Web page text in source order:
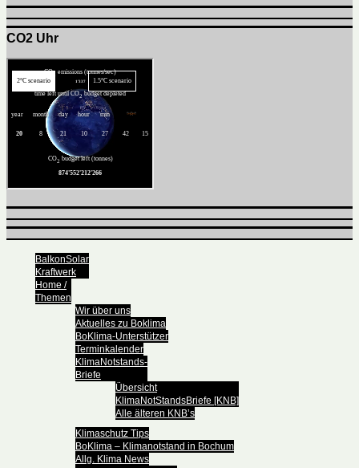
CO2 Uhr
BalkonSolar
Kraftwerk
Home /
Themen
Wir über uns
Aktuelles zu Boklima
BoKlima-Unterstützer
Terminkalender
KlimaNotstands-
Briefe
Übersicht
KlimaNotStandsBriefe [KNB]
Alle älteren KNB’s
Klimaschutz Tips
BoKlima – Klimanotstand in Bochum
Allg. Klima News